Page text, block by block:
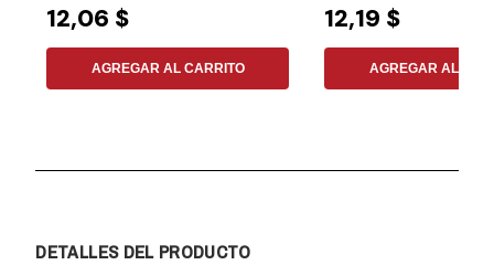
12,06 $
AGREGAR AL CARRITO
12,19 $
AGREGAR AL
DETALLES DEL PRODUCTO